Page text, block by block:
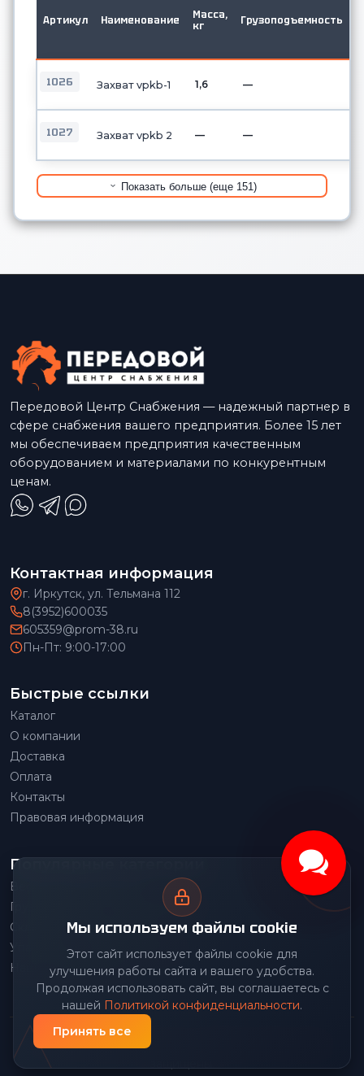
Артикул Наименование
Масса,
кг
Грузоподъемность
1026 Захват vpkb-1 1,6 —
1027 Захват vpkb 2 — —
Показать больше (еще 151)
Мы используем файлы cookie
Этот сайт использует файлы cookie для
улучшения работы сайта и вашего удобства.
Продолжая использовать сайт, вы соглашаетесь с
нашей Политикой конфиденциальности.
Принять все
Передовой Центр Снабжения — надежный партнер в
сфере снабжения вашего предприятия. Более 15 лет
мы обеспечиваем предприятия качественным
оборудованием и материалами по конкурентным
ценам.
Контактная информация
г. Иркутск, ул. Тельмана 112
8(3952)600035
605359@prom-38.ru
Пн-Пт: 9:00-17:00
Быстрые ссылки
Каталог
О компании
Доставка
Оплата
Контакты
Правовая информация
Популярные категории
Весовое оборудование
Грузоподъемное оборудование
Складское оборудование
Упаковочное оборудование
Наше производство
© 2026 Передовой Центр снабжения. Все права